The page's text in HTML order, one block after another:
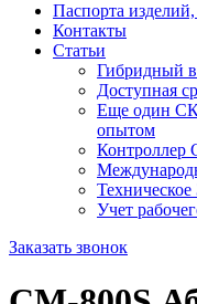
Паспорта
Контакты
Статьи
Гибридный
Доступная
Еще один
опытом
Контроллер
Техническое
Учет
Заказать звонок